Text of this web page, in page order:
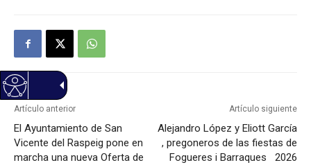
Artículo anterior
El Ayuntamiento de San
Vicente del Raspeig pone en
marcha una nueva Oferta de
Artículo siguiente
Alejandro López y Eliott García
, pregoneros de las fiestas de
Fogueres i Barraques 2026